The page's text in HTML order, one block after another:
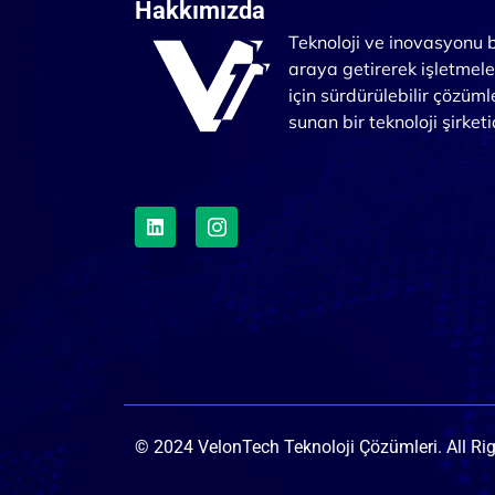
Hakkımızda
Teknoloji ve inovasyonu
araya getirerek
için sürdürülebilir
sunan bir teknoloji
© 2024 VelonTech Teknoloji Çözümleri. All